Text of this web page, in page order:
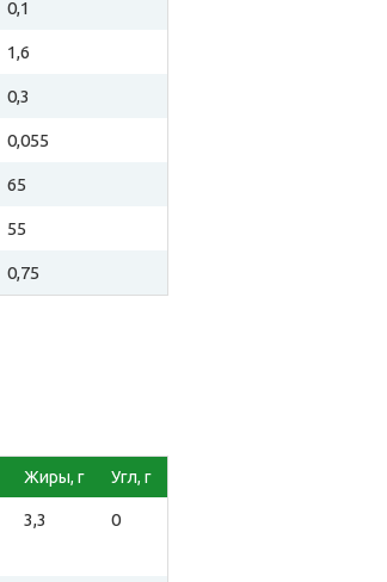
0,1
1,6
0,3
0,055
65
55
0,75
Жиры, г Угл, г
3,3 0